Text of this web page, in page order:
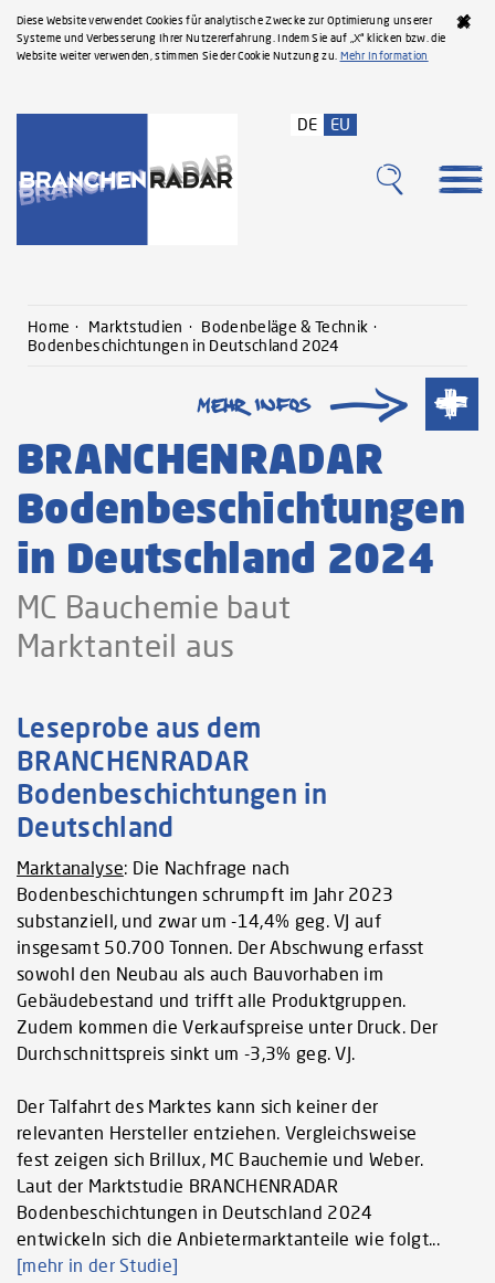
Diese Website verwendet Cookies für analytische Zwecke zur Optimierung unserer
Systeme und Verbesserung Ihrer Nutzererfahrung. Indem Sie auf „X“ klicken bzw. die
Website weiter verwenden, stimmen Sie der Cookie Nutzung zu. Mehr Information
DE EU
Home Marktstudien
Bodenbeläge & Technik
Bodenbeschichtungen in Deutschland 2024
BRANCHENRADAR
Bodenbeschichtungen
in Deutschland 2024
MC Bauchemie baut
Marktanteil aus
Leseprobe aus dem
BRANCHENRADAR
Bodenbeschichtungen in
Deutschland
Marktanalyse: Die Nachfrage nach
Bodenbeschichtungen schrumpft im Jahr 2023
substanziell, und zwar um -14,4% geg. VJ auf
insgesamt 50.700 Tonnen. Der Abschwung erfasst
sowohl den Neubau als auch Bauvorhaben im
Gebäudebestand und trifft alle Produktgruppen.
Zudem kommen die Verkaufspreise unter Druck. Der
Durchschnittspreis sinkt um -3,3% geg. VJ.
Der Talfahrt des Marktes kann sich keiner der
relevanten Hersteller entziehen. Vergleichsweise
fest zeigen sich Brillux, MC Bauchemie und Weber.
Laut der Marktstudie BRANCHENRADAR
Bodenbeschichtungen in Deutschland 2024
entwickeln sich die Anbietermarktanteile wie folgt...
[mehr in der Studie]